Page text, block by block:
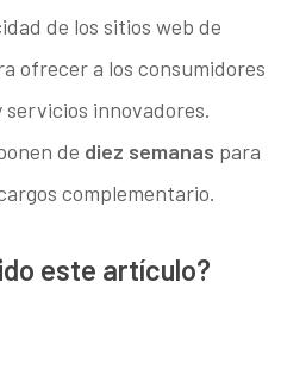
de los sitios web de
ofrecer a los consumidores
servicios innovadores.
de diez semanas para
complementario.
este artículo?